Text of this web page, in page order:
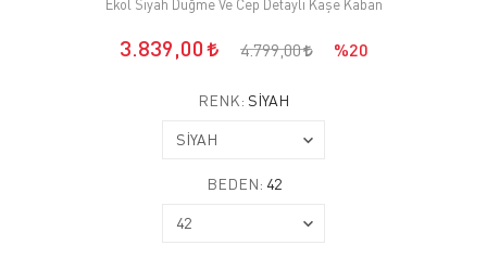
Ekol Siyah Düğme Ve Cep Detaylı Kaşe Kaban
3.839,00 4.799,00 %20
RENK: SİYAH
BEDEN: 42